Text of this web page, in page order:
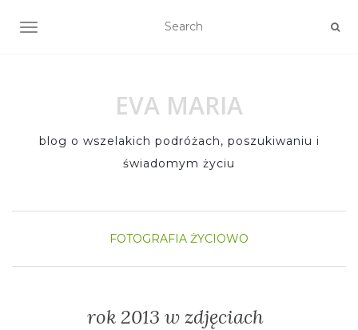
TOGGLE NAVIGATION
EVA MARIA
blog o wszelakich podróżach, poszukiwaniu i
świadomym życiu
FOTOGRAFIA ŻYCIOWO
rok 2013 w zdjęciach